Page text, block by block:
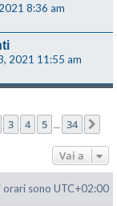
8:36 am
2021 11:55 am
di 34
3 4 5 34
Vai a
orari sono UTC+02:00